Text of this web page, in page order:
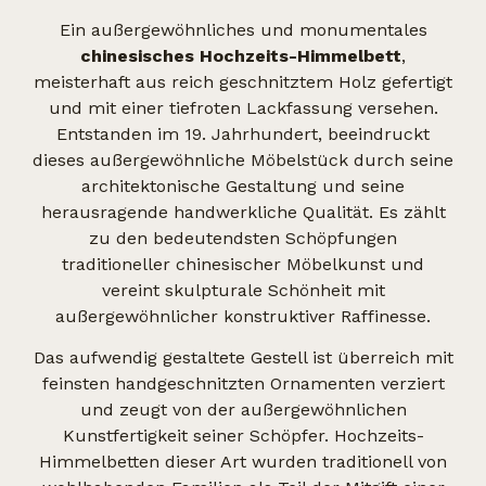
Ein außergewöhnliches und monumentales
chinesisches Hochzeits-Himmelbett,
meisterhaft aus reich geschnitztem Holz gefertigt
und mit einer tiefroten Lackfassung versehen.
Entstanden im 19. Jahrhundert, beeindruckt
dieses außergewöhnliche Möbelstück durch seine
architektonische Gestaltung und seine
herausragende handwerkliche Qualität. Es zählt
zu den bedeutendsten Schöpfungen
traditioneller chinesischer Möbelkunst und
vereint skulpturale Schönheit mit
außergewöhnlicher konstruktiver Raffinesse.
Das aufwendig gestaltete Gestell ist überreich mit
feinsten handgeschnitzten Ornamenten verziert
und zeugt von der außergewöhnlichen
Kunstfertigkeit seiner Schöpfer. Hochzeits-
Himmelbetten dieser Art wurden traditionell von